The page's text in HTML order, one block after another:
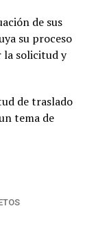
de sus
su proceso
la solicitud y
de traslado
tema de